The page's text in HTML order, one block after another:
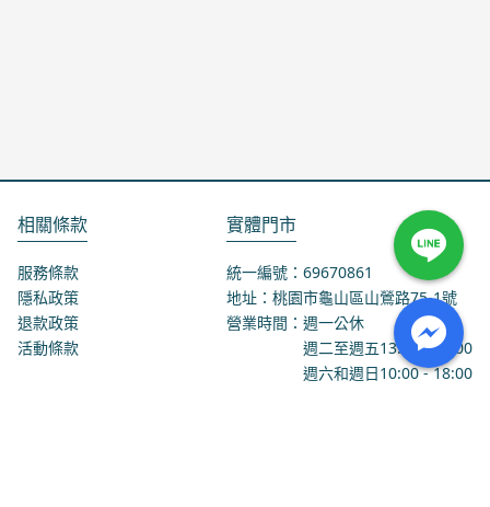
相關條款
服務條款
隱私政策
退款政策
活動條款
實體門市
統一編號：69670861
地址：桃園市龜山區山鶯路75-1號
營業時間：週一公休
週二至週五13:00 - 18:00
週六和週日10:00 - 18:00